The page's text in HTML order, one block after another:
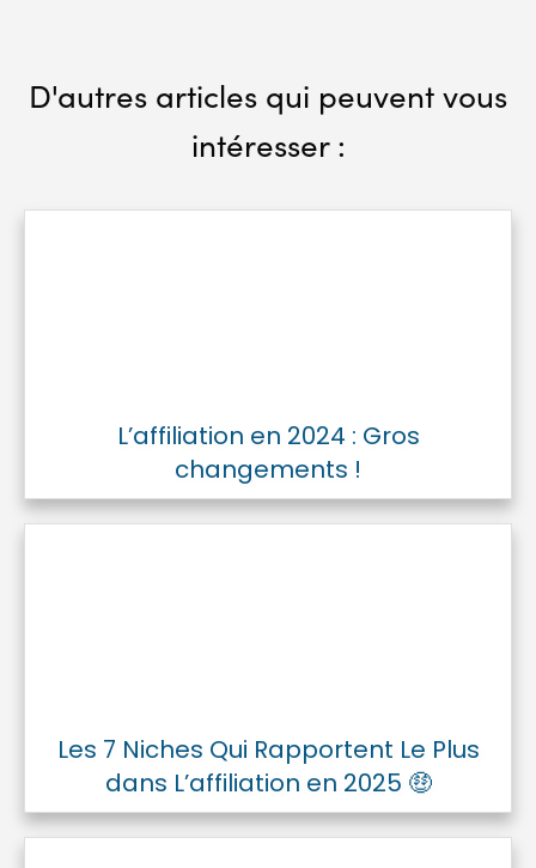
D'autres articles qui peuvent vous
intéresser :
L’affiliation en 2024 : Gros
changements !
Les 7 Niches Qui Rapportent Le Plus
dans L’affiliation en 2025 🤑